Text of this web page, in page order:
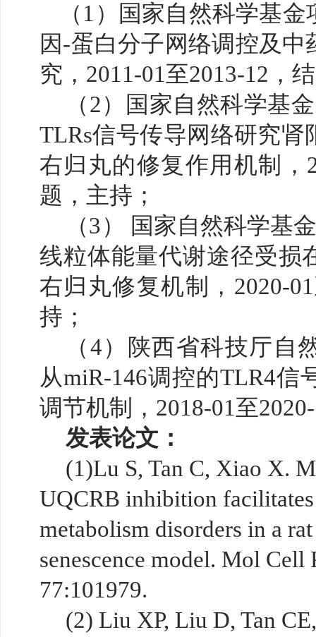
（ 1）国家自然科学基
因-蛋白分子网络调控及
究，2011-01至2013-12，
（2）国家自然科学基
TLRs信号传导网络研究
右归丸的修复作用机制
，
题，主持；
（3） 国家自然科学基
线粒体能量代谢途径受损
右归丸修复机制
， 2020-
持；
（4）陕西省科技厅自
从miR-146调控的TLR4信
调节机制，2018-01至
发表论文：
(1)Lu S, Tan C, Xiao X.
UQCRB inhibition
metabolism disorders in a
senescence model. Mol Cell
77:101979.
(2) Liu XP, Liu D, Tan CE